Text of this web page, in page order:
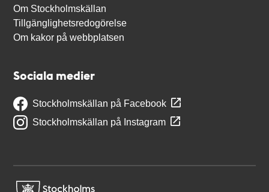
Om Stockholmskällan
Tillgänglighetsredogörelse
Om kakor på webbplatsen
Sociala medier
Stockholmskällan på Facebook
Stockholmskällan på Instagram